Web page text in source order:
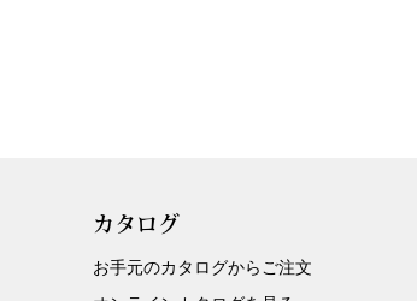
カタログ
お手元のカタログからご注文